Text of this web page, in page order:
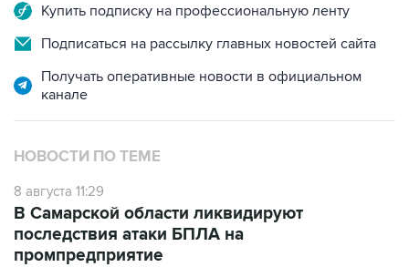
Купить подписку на профессиональную ленту
Подписаться на рассылку главных новостей сайта
Получать оперативные новости в официальном
канале
НОВОСТИ ПО ТЕМЕ
8 августа 11:29
В Самарской области ликвидируют
последствия атаки БПЛА на
промпредприятие